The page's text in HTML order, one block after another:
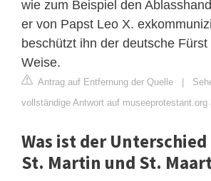
wie zum Beispiel den
er von Papst Leo X.
beschützt ihn der deutsche
Weise.
Antrag auf Entfernung der Quelle |
vollständige Antwort auf museeprotestant.org
Was ist der
St. Martin und St.